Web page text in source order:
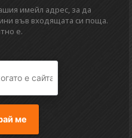
имейл адрес, за да
във входящата си поща.
е.
ме